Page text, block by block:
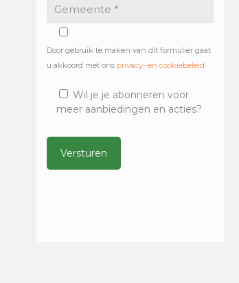
Door gebruik te maken van dit formulier gaat
u akkoord met ons privacy- en cookiebeleid.
Wil je je abonneren voor
meer aanbiedingen en acties?